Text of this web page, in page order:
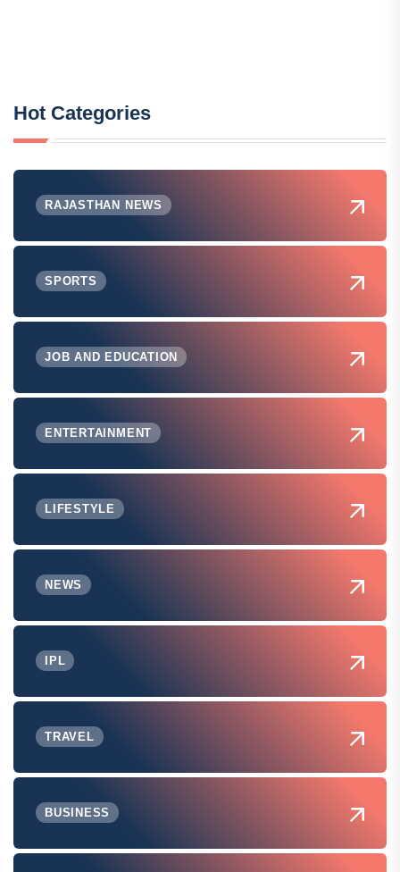
Hot Categories
RAJASTHAN NEWS
SPORTS
JOB AND EDUCATION
ENTERTAINMENT
LIFESTYLE
NEWS
IPL
TRAVEL
BUSINESS